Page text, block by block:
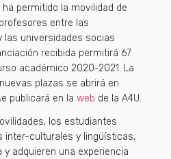
permitido la movilidad de
entre las
las universidades socias
recibida permitirá 67
académico 2020-2021. La
plazas se abrirá en
publicará en la web de la A4U.
los estudiantes
inter-culturales y lingüísticas,
adquieren una experiencia